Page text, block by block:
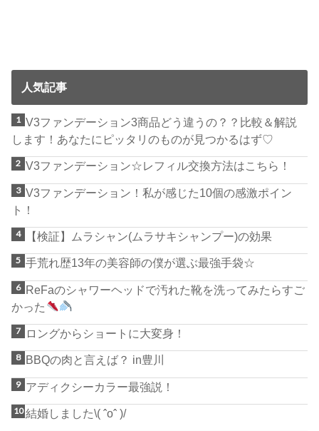
人気記事
V3ファンデーション3商品どう違うの？？比較＆解説
します！あなたにピッタリのものが見つかるはず♡
V3ファンデーション☆レフィル交換方法はこちら！
V3ファンデーション！私が感じた10個の感激ポイン
ト！
【検証】ムラシャン(ムラサキシャンプー)の効果
手荒れ歴13年の美容師の僕が選ぶ最強手袋☆
ReFaのシャワーヘッドで汚れた靴を洗ってみたらすご
かった
ロングからショートに大変身！
BBQの肉と言えば？ in豊川
アディクシーカラー最強説！
結婚しました\( ˆoˆ )/